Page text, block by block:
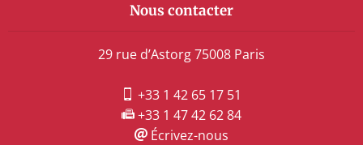
Nous contacter
29 rue d’Astorg 75008 Paris
+33 1 42 65 17 51
+33 1 47 42 62 84
Écrivez-nous